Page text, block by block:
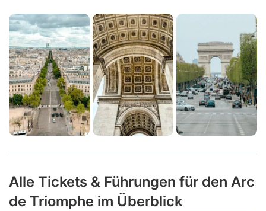
Alle Tickets & Führungen für den Arc
de Triomphe im Überblick